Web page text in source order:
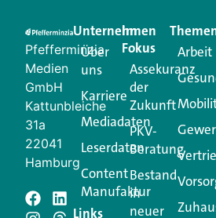
Creator für Ihre
Ihren Vertriebsalltag leichter
Login.
Jetzt anmelden
Pfefferminzia
Medien
GmbH
Kattunbleiche
31a
22041
Hamburg
Unternehmen
Über
uns
Karriere
Mediadaten
Leserdaten
Content
Manufaktur
Links
Im
Fokus
Assekuranz
der
Zukunft
PKV-
Beratung
Bestand
in
neuer
Arbeit